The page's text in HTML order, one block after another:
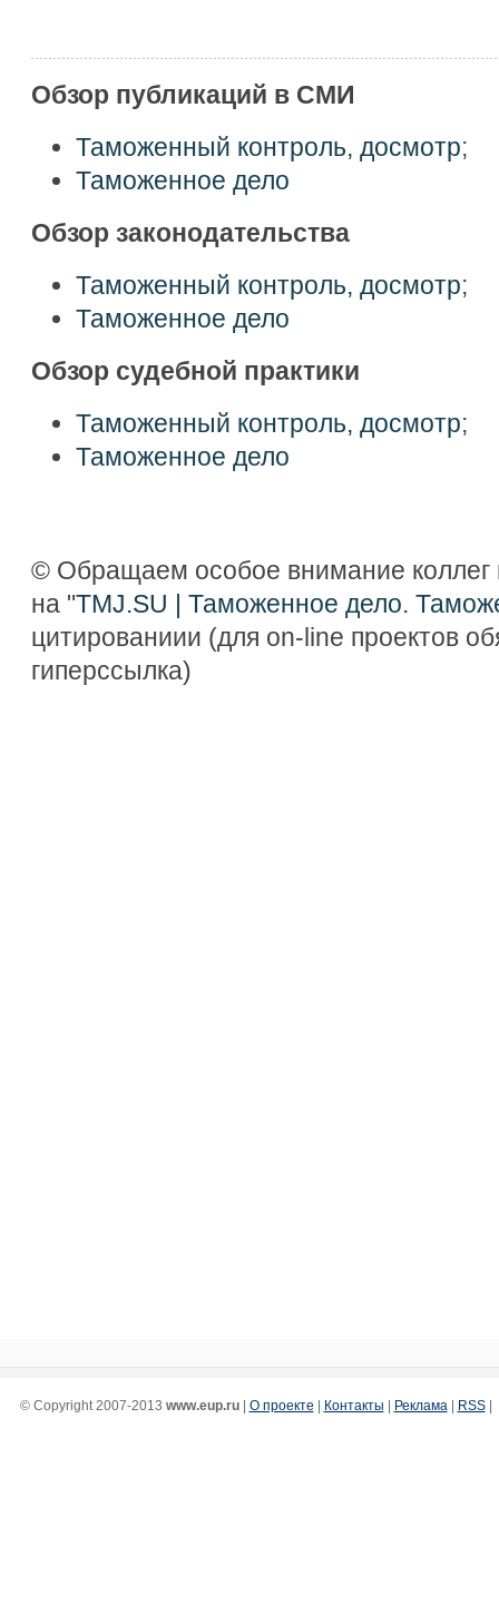
Обзор публикаций в СМИ
Таможенный контроль, досмотр;
Таможенное дело
Обзор законодательства
Таможенный контроль, досмотр;
Таможенное дело
Обзор судебной практики
Таможенный контроль, досмотр;
Таможенное дело
© Обращаем особое внимание коллег
на "TMJ.SU | Таможенное дело.
цитированиии (для on-line проектов
гиперссылка)
© Copyright 2007-2013 www.eup.ru| О проекте Контакты Реклама| RSS|